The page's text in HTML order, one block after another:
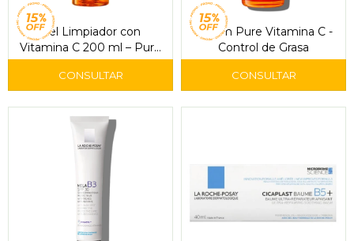
Gel Limpiador con
Vitamina C 200 ml – Pure
Vitamin C Moussant
Cleanser
Serum Pure Vitamina C -
Control de Grasa